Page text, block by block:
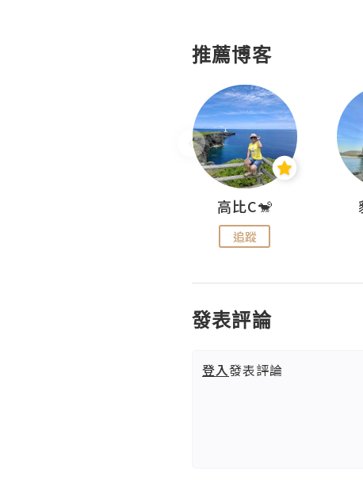
推薦博客
高比C🐒
追蹤
發表評論
登入發表評論